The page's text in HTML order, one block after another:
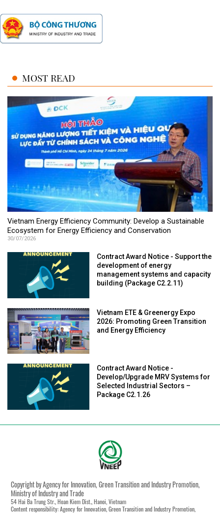
MOST READ
Vietnam Energy Efficiency Community: Develop a Sustainable
Ecosystem for Energy Efficiency and Conservation
30/07/2026
Contract Award Notice - Support the
development of energy
management systems and capacity
building (Package C2.2.11)
Vietnam ETE & Greenergy Expo
2026: Promoting Green Transition
and Energy Efficiency
Contract Award Notice -
Develop/Upgrade MRV Systems for
Selected Industrial Sectors –
Package C2.1.26
Copyright by Agency for Innovation, Green Transition and Industry Promotion,
Ministry of Industry and Trade
54 Hai Ba Trung Str., Hoan Kiem Dist., Hanoi, Vietnam
Content responsibility: Agency for Innovation, Green Transition and Industry Promotion,